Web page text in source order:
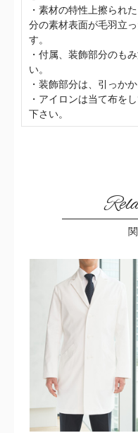
・素材の特性上擦られ
分の素材表面が毛羽立
す。
・付属、装飾部分のも
い。
・装飾部分は、引っか
・アイロンは当て布を
下さい。